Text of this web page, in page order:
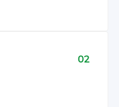
02